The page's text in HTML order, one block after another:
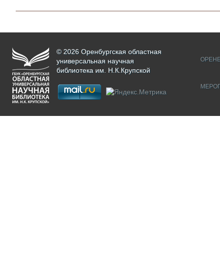
© 2026 Оренбургская областная
универсальная научная
библиотека им. Н.К.Крупской